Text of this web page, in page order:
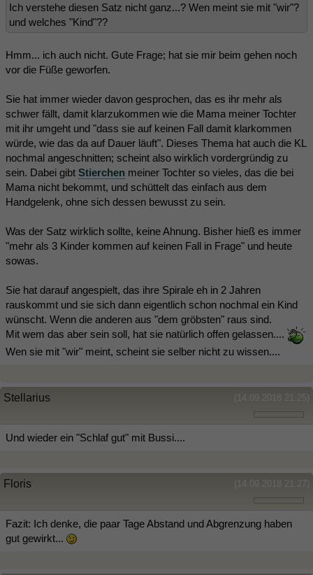
Ich verstehe diesen Satz nicht ganz...? Wen meint sie mit "wir"?
und welches "Kind"??
Hmm... ich auch nicht. Gute Frage; hat sie mir beim gehen noch
vor die Füße geworfen.
Sie hat immer wieder davon gesprochen, das es ihr mehr als
schwer fällt, damit klarzukommen wie die Mama meiner Tochter
mit ihr umgeht und "dass sie auf keinen Fall damit klarkommen
würde, wie das da auf Dauer läuft". Dieses Thema hat auch die KL
nochmal angeschnitten; scheint also wirklich vordergründig zu
sein. Dabei gibt Stierchen meiner Tochter so vieles, das die bei
Mama nicht bekommt, und schüttelt das einfach aus dem
Handgelenk, ohne sich dessen bewusst zu sein.
Was der Satz wirklich sollte, keine Ahnung. Bisher hieß es immer
"mehr als 3 Kinder kommen auf keinen Fall in Frage" und heute
sowas.
Sie hat darauf angespielt, das ihre Spirale eh in 2 Jahren
rauskommt und sie sich dann eigentlich schon nochmal ein Kind
wünscht. Wenn die anderen aus "dem gröbsten" raus sind.
Mit wem das aber sein soll, hat sie natürlich offen gelassen....
Wen sie mit "wir" meint, scheint sie selber nicht zu wissen....
(14.09.2018 21:25)
Stellarius
Und wieder ein "Schlaf gut" mit Bussi....
(14.09.2018 21:27)
Floris
Fazit: Ich denke, die paar Tage Abstand und Abgrenzung haben
gut gewirkt...